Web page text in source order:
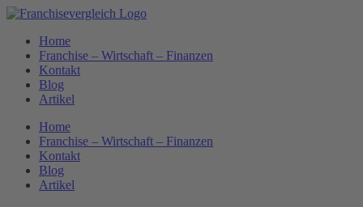
Zum
springenHome
Franchise – Wirtschaft – Finanzen
Kontakt
Blog
Artikel
Home
Franchise – Wirtschaft – Finanzen
Kontakt
Blog
Artikel